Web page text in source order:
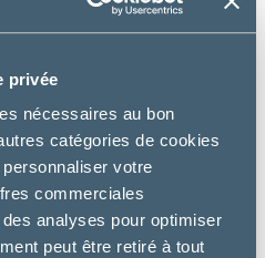
privée
nécessaires au bon
catégories de cookies
votre
commerciales
analyses pour optimiser
peut être retiré à tout